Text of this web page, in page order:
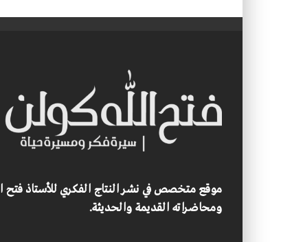
موقع متخصص في نشر النتاج الفكري للأستاذ
ومحاضراته القديمة والحديثة.